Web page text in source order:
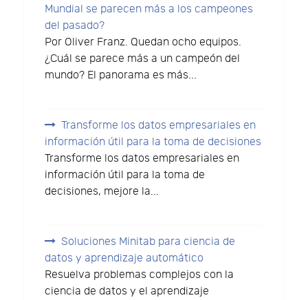
Mundial se parecen más a los campeones
del pasado?
Por Oliver Franz. Quedan ocho equipos.
¿Cuál se parece más a un campeón del
mundo? El panorama es más...
Transforme los datos empresariales en
información útil para la toma de decisiones
Transforme los datos empresariales en
información útil para la toma de
decisiones, mejore la...
Soluciones Minitab para ciencia de
datos y aprendizaje automático
Resuelva problemas complejos con la
ciencia de datos y el aprendizaje